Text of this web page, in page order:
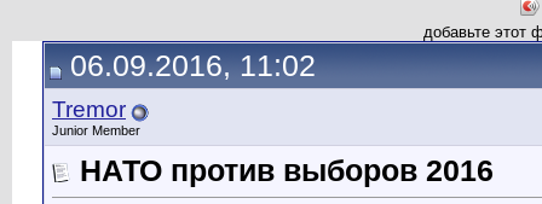
добавьте этот
06.09.2016, 11:02
Tremor
Junior Member
НАТО против выборов 2016